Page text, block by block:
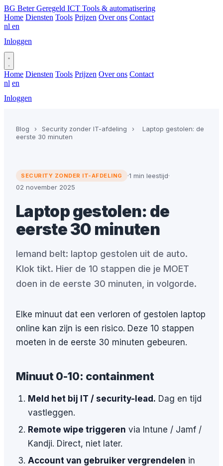
BG Beter Geregeld ICT Tools & automatisering
Home Diensten Tools Prijzen Over ons Contact
nl en
Inloggen
Home Diensten Tools Prijzen Over ons Contact
nl en
Inloggen
Blog › Security zonder IT-afdeling ›
Laptop gestolen: de
eerste 30 minuten
SECURITY ZONDER IT-AFDELING ·1 min leestijd·
02 november 2025
Laptop gestolen: de
eerste 30 minuten
Iemand belt: laptop gestolen uit de auto.
Klok tikt. Hier de 10 stappen die je MOET
doen in de eerste 30 minuten, in volgorde.
Elke minuut dat een verloren of gestolen laptop
online kan zijn is een risico. Deze 10 stappen
moeten in de eerste 30 minuten gebeuren.
Minuut 0-10: containment
Meld het bij IT / security-lead. Dag en tijd
vastleggen.
Remote wipe triggeren via Intune / Jamf /
Kandji. Direct, niet later.
Account van gebruiker vergrendelen in